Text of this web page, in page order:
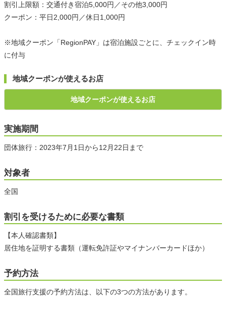
割引上限額：交通付き宿泊5,000円／その他3,000円
クーポン：平日2,000円／休日1,000円
※地域クーポン「RegionPAY」は宿泊施設ごとに、チェックイン時
に付与
地域クーポンが使えるお店
地域クーポンが使えるお店
実施期間
団体旅行：2023年7月1日から12月22日まで
対象者
全国
割引を受けるために必要な書類
【本人確認書類】
居住地を証明する書類（運転免許証やマイナンバーカードほか）
予約方法
全国旅行支援の予約方法は、以下の3つの方法があります。